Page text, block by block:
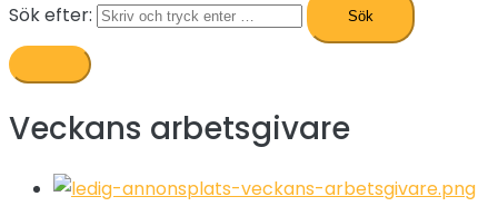
Sök efter:
Veckans arbetsgivare